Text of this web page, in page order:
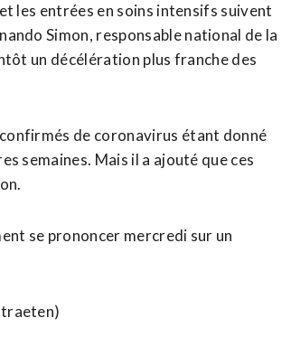
les entrées en soins intensifs suivent
Simon, responsable national de la
un décélération plus franche des
de coronavirus étant donné
semaines. Mais il a ajouté que ces
se prononcer mercredi sur un